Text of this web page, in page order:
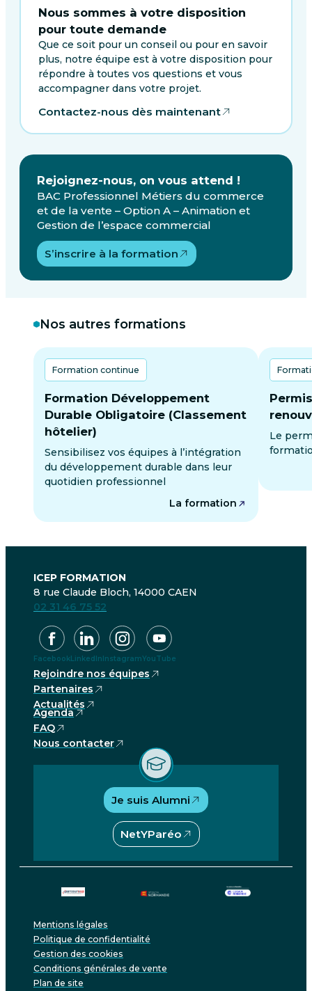
Nous sommes à votre disposition
pour toute demande
Que ce soit pour un conseil ou pour en savoir
plus, notre équipe est à votre disposition pour
répondre à toutes vos questions et vous
accompagner dans votre projet.
Contactez-nous dès maintenant
Rejoignez-nous, on vous attend !
BAC Professionnel Métiers du commerce
et de la vente – Option A – Animation et
Gestion de l’espace commercial
S’inscrire à la formation
Nos autres formations
Formation continue
Formation Développement
Durable Obligatoire (Classement
hôtelier)
Sensibilisez vos équipes à l’intégration
du développement durable dans leur
quotidien professionnel
La formation
Le
ICEP FORMATION
8 rue Claude Bloch, 14000 CAEN
02 31 46 75 52
FacebookLinkedIn InstagramYouTube
Rejoindre nos équipes
Partenaires
Actualités
Agenda
FAQ
Nous contacter
Je suis Alumni
NetYParéo
Mentions légales
Politique de confidentialité
Gestion des cookies
Conditions générales de vente
Plan de site